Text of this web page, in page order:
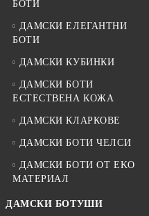
БОТИ
ДАМСКИ ЕЛЕГАНТНИ
БОТИ
ДАМСКИ КУБИНКИ
ДАМСКИ БОТИ
ЕСТЕСТВЕНА КОЖА
ДАМСКИ КЛАРКОВЕ
ДАМСКИ БОТИ ЧЕЛСИ
ДАМСКИ БОТИ ОТ EKO
МАТЕРИАЛ
ДАМСКИ БОТУШИ